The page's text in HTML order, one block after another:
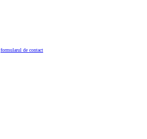
formularul de contact